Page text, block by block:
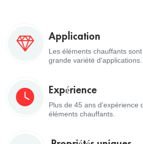
Application
Les éléments chauffants
grande variété d'applications.
Expérience
Plus de 45 ans d'expérience
éléments chauffants.